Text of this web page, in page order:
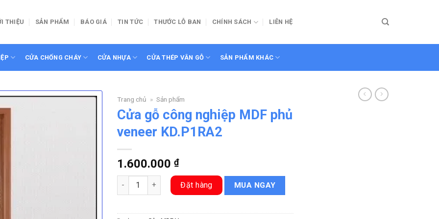
THIỆU SẢN PHẨM BÁO GIÁ TIN TỨC THƯỚC LỖ BAN CHÍNH SÁCH LIÊN HỆ
CỬA CHỐNG CHÁY CỬA NHỰA CỬA THÉP VÂN GỖ SẢN PHẨM KHÁC
Trang chủ » Sản phẩm
Cửa gỗ công nghiệp MDF phủ
veneer KD.P1RA2
1.600.000 ₫
Cửa gỗ công nghiệp MDF phủ veneer KD.P1RA2 số lượng
Đặt hàng MUA NGAY